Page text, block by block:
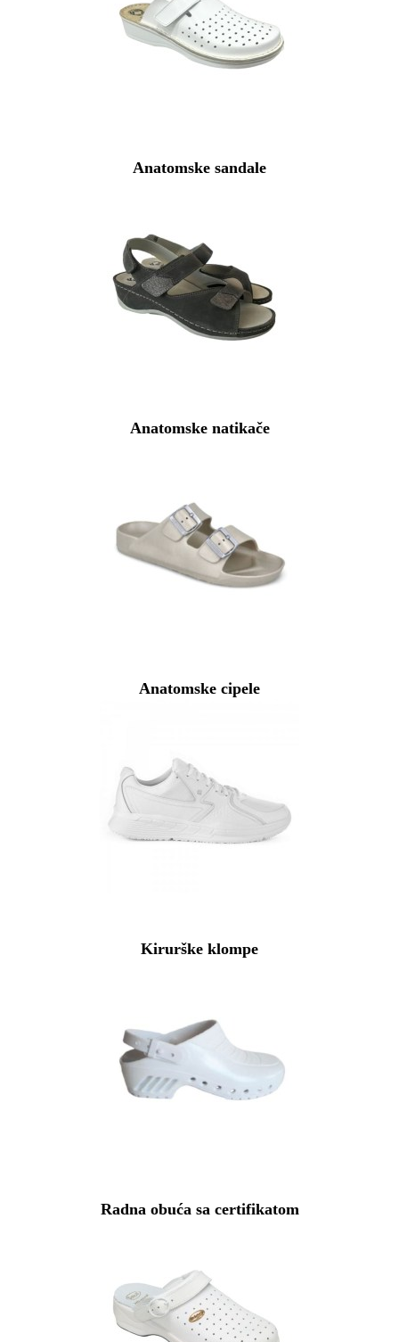
Anatomske sandale
Anatomske natikače
Anatomske cipele
Kirurške klompe
Radna obuća sa certifikatom